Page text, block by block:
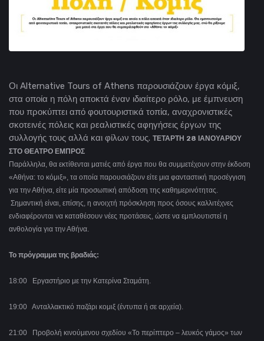
Οι Alternative Tours of Athens παρουσιάζουν έργα κόμιξ,
στα οποία η πόλη αποκτά έναν ιδιαίτερο ρόλο, με έμπνευση
που προκύπτει από φουτουριστικά τοπία, αναχρονιστικές
σκοτεινές πόλεις και ρεαλιστικές αφηγήσεις έργων της
συλλογής τους αλλά και φίλων τους. ΤΕΤΑΡΤΗ 28 ΙΑΝΟΥΑΡΙΟΥ
ΣΤΟ ΘΕΑΤΡΟ ΕΜΠΡΟΣ
Παράλληλα, θα εκτίθενται ματιές από έργα που θα συμμετέχουν στην έκδοση
«Αθήνα: το κόμιξ», τα οποία παρουσιάζουν είτε μια φανταστική προσέγγιση
για την Αθήνα, είτε μία προσωπική απόδοση της καθημερινότητας.
Σημαντική είναι, επίσης, η ανοιχτή πρόσκληση προς όσους καλλιτέχνες
ενδιαφέρονται να καταθέσουν νέες προτάσεις, ώστε να εμπλουτιστεί η
ανθολογία για την Αθήνα.
Το πρόγραμμα της βραδιάς:
18:00 Εργαστήριο με την Κατερίνα Σταμάτη.
19:00 Ανταλλακτικό παζάρι κομιξ (έντυπα ή σε αρχεία).
21:00 Προβολή κινούμενου σχεδίου «Το περίπτερο – λευκός γάμος» των